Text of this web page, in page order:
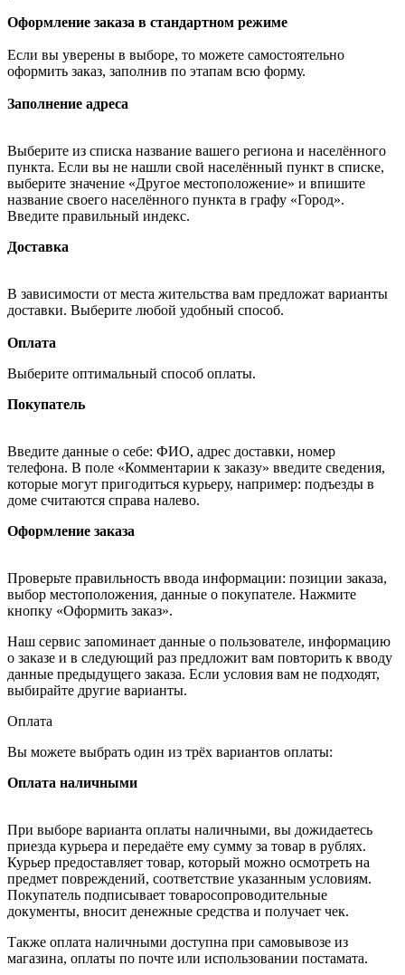
Оформление заказа в стандартном режиме
Если вы уверены в выборе, то можете самостоятельно
оформить заказ, заполнив по этапам всю форму.
Заполнение адреса
Выберите из списка название вашего региона и населённого
пункта. Если вы не нашли свой населённый пункт в списке,
выберите значение «Другое местоположение» и впишите
название своего населённого пункта в графу «Город».
Введите правильный индекс.
Доставка
В зависимости от места жительства вам предложат варианты
доставки. Выберите любой удобный способ.
Оплата
Выберите оптимальный способ оплаты.
Покупатель
Введите данные о себе: ФИО, адрес доставки, номер
телефона. В поле «Комментарии к заказу» введите сведения,
которые могут пригодиться курьеру, например: подъезды в
доме считаются справа налево.
Оформление заказа
Проверьте правильность ввода информации: позиции заказа,
выбор местоположения, данные о покупателе. Нажмите
кнопку «Оформить заказ».
Наш сервис запоминает данные о пользователе, информацию
о заказе и в следующий раз предложит вам повторить к вводу
данные предыдущего заказа. Если условия вам не подходят,
выбирайте другие варианты.
Оплата
Вы можете выбрать один из трёх вариантов оплаты:
Оплата наличными
При выборе варианта оплаты наличными, вы дожидаетесь
приезда курьера и передаёте ему сумму за товар в рублях.
Курьер предоставляет товар, который можно осмотреть на
предмет повреждений, соответствие указанным условиям.
Покупатель подписывает товаросопроводительные
документы, вносит денежные средства и получает чек.
Также оплата наличными доступна при самовывозе из
магазина, оплаты по почте или использовании постамата.